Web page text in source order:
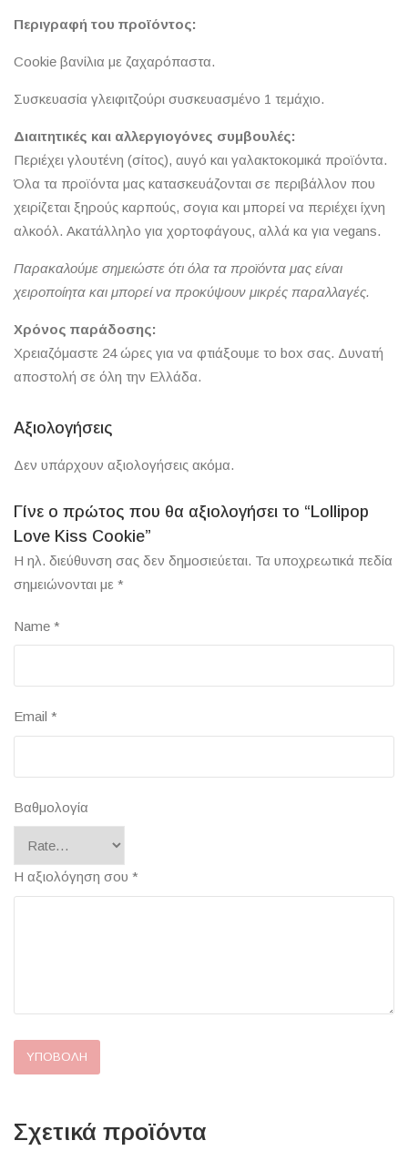
Περιγραφή του προϊόντος:
Cookie βανίλια με ζαχαρόπαστα.
Συσκευασία γλειφιτζούρι συσκευασμένο 1 τεμάχιο.
Διαιτητικές και αλλεργιογόνες συμβουλές:
Περιέχει γλουτένη (σίτος), αυγό και γαλακτοκομικά προϊόντα.
Όλα τα προϊόντα μας κατασκευάζονται σε περιβάλλον που
χειρίζεται ξηρούς καρπούς, σογια και μπορεί να περιέχει ίχνη
αλκοόλ. Ακατάλληλο για χορτοφάγους, αλλά κα για vegans.
Παρακαλούμε σημειώστε ότι όλα τα προϊόντα μας είναι
χειροποίητα και μπορεί να προκύψουν μικρές παραλλαγές.
Χρόνος παράδοσης:
Χρειαζόμαστε 24 ώρες για να φτιάξουμε το box σας. Δυνατή
αποστολή σε όλη την Ελλάδα.
Αξιολογήσεις
Δεν υπάρχουν αξιολογήσεις ακόμα.
Γίνε ο πρώτος που θα αξιολογήσει το “Lollipop
Love Kiss Cookie”
Η ηλ. διεύθυνση σας δεν δημοσιεύεται. Τα υποχρεωτικά πεδία
σημειώνονται με *
Name *
Email *
Βαθμολογία
Η αξιολόγηση σου *
Σχετικά προϊόντα